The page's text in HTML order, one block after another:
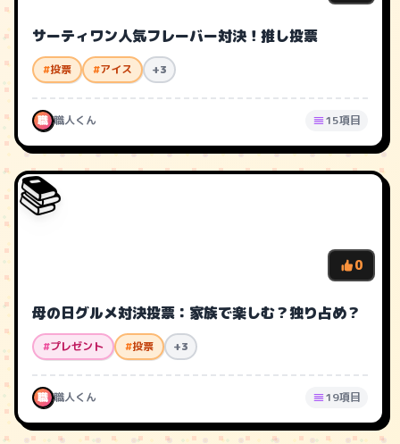
サーティワン人気フレーバー対決！推し投票
#投票 #アイス +3
職 職人くん 15項目
📚
0
母の日グルメ対決投票：家族で楽しむ？独り占め？
#プレゼント #投票 +3
職 職人くん 19項目